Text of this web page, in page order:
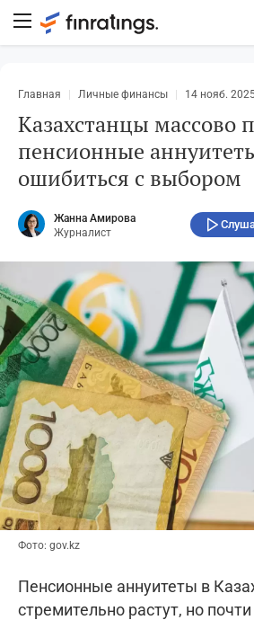
Главная Личные финансы 14 нояб.
Казахстанцы массово
пенсионные
ошибиться с выбором
Жанна Амирова
Журналист
Фото: gov.kz
Пенсионные аннуитеты в
стремительно растут, но